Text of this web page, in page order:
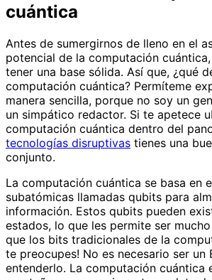
cuántica
Antes de sumergirnos de lleno en el
potencial de la computación
tener una base sólida. Así que, ¿qué
computación cuántica? Permíteme
manera sencilla, porque no soy un
un simpático redactor. Si te apetece
computación cuántica dentro del
tecnologías disruptivas tienes una
conjunto.
La computación cuántica se basa en
subatómicas llamadas qubits para
información. Estos qubits pueden
estados, lo que les permite ser
que los bits tradicionales de la
te preocupes! No es necesario ser un
entenderlo. La computación cuántica